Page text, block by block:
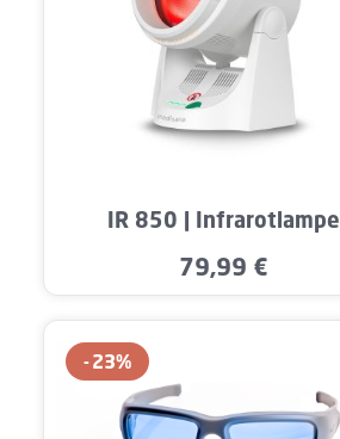
IR 850 | Infrarotlampe
Regulärer Preis:
79,99 €
23%